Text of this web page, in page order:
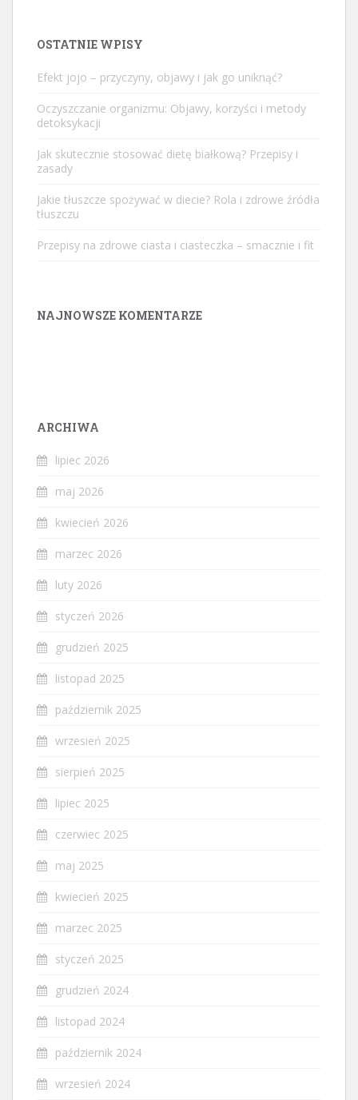
OSTATNIE WPISY
Efekt jojo – przyczyny, objawy i jak go uniknąć?
Oczyszczanie organizmu: Objawy, korzyści i metody
detoksykacji
Jak skutecznie stosować dietę białkową? Przepisy i
zasady
Jakie tłuszcze spożywać w diecie? Rola i zdrowe źródła
tłuszczu
Przepisy na zdrowe ciasta i ciasteczka – smacznie i fit
NAJNOWSZE KOMENTARZE
ARCHIWA
lipiec 2026
maj 2026
kwiecień 2026
marzec 2026
luty 2026
styczeń 2026
grudzień 2025
listopad 2025
październik 2025
wrzesień 2025
sierpień 2025
lipiec 2025
czerwiec 2025
maj 2025
kwiecień 2025
marzec 2025
styczeń 2025
grudzień 2024
listopad 2024
październik 2024
wrzesień 2024